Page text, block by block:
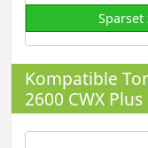
Sparset
Kompatible
2600 CWX